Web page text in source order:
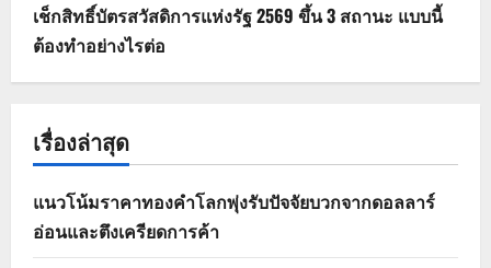
เช็กสิทธิ์บัตรสวัสดิการแห่งรัฐ 2569 ขึ้น 3 สถานะ แบบนี้
ต้องทำอย่างไรต่อ
เรื่องล่าสุด
แนวโน้มราคาทองคำโลกพุ่งรับปัจจัยบวกจากดอลลาร์
อ่อนและตึงเครียดการค้า